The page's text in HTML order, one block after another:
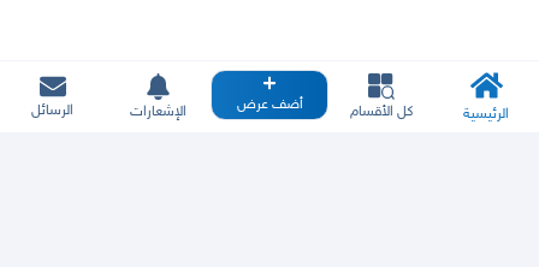
الرئيسية كل الأقسام أضف عرض الإشعارات الرسائل